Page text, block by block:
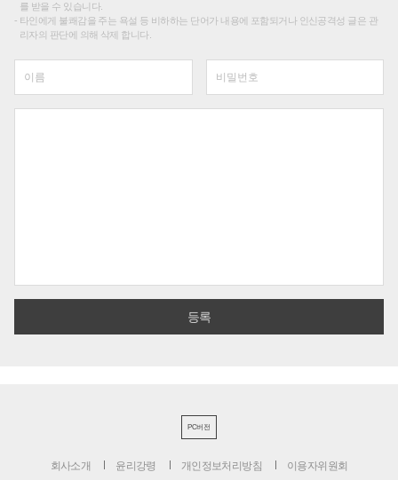
를 받을 수 있습니다.
타인에게 불쾌감을 주는 욕설 등 비하하는 단어가 내용에 포함되거나 인신공격성 글은 관
리자의 판단에 의해 삭제 합니다.
PC버전
회사소개 윤리강령 개인정보처리방침 이용자위원회